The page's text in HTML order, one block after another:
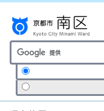
サイト内検索の範囲
ここから本文です